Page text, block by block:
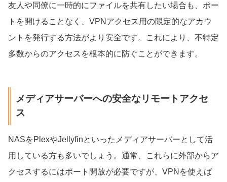
友人や同僚に一時的にファイルを共有したい場合も、ポー
トを開けることなく、VPNアクセス用の限定的なアカウ
ントを発行する方法がより安全です。これにより、不特定
多数からのアクセスを根本的に防ぐことができます。
メディアサーバーへの安全なリモートアクセ
ス
NASをPlexやJellyfinといったメディアサーバーとして活
用している方も多いでしょう。通常、これらに外部からア
クセスするにはポート開放が必要ですが、VPNを使えば